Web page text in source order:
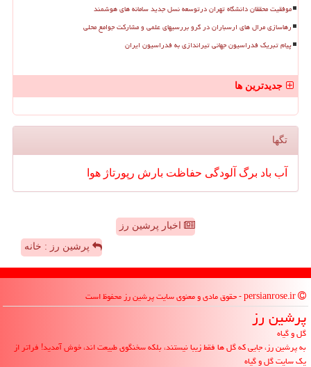
موفقیت محققان دانشگاه تهران درتوسعه نسل جدید سامانه های هوشمند
رهاسازی مرال های ارسباران در گرو بررسیهای علمی و مشارکت جوامع محلی
پیام تبریک فدراسیون جهانی تیراندازی به فدراسیون ایران
جدیدترین ها
تگها
آب باد برگ آلودگی حفاظت بارش رپورتاژ هوا
اخبار پرشین رز
پرشین رز : خانه
پرشین رز
گل و گیاه
به پرشین رز، جایی که گل ها فقط زیبا نیستند، بلکه سخنگوی طبیعت اند، خوش آمدید! فراتر از
یک سایت گل و گیاه